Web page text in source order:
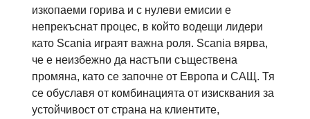
изкопаеми горива и с нулеви емисии е
непрекъснат процес, в който водещи лидери
като Scania играят важна роля. Scania вярва,
че е неизбежно да настъпи съществена
промяна, като се започне от Европа и САЩ. Тя
се обуславя от комбинацията от изисквания за
устойчивост от страна на клиентите,